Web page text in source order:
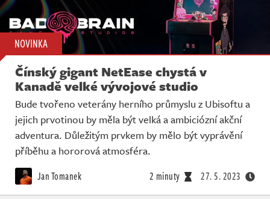
NOVINKA
Čínský gigant NetEase chystá v
Kanadě velké vývojové studio
Bude tvořeno veterány herního průmyslu z Ubisoftu a
jejich prvotinou by měla být velká a ambiciózní akční
adventura. Důležitým prvkem by mělo být vyprávění
příběhu a hororová atmosféra.
Jan Tomanek 2 minuty 27. 5. 2023